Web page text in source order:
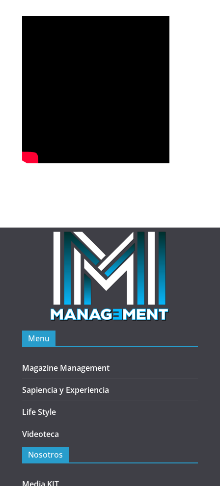
Menu
Magazine Management
Sapiencia y Experiencia
Life Style
Videoteca
Nosotros